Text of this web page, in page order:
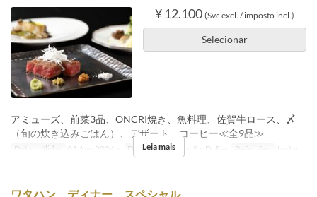
¥ 12.100 (Svc excl. / imposto incl.)
Selecionar
アミューズ、前菜3品、ONCRI焼き、魚料理、佐賀牛ロース、〆
（旬の炊き込みごはん）、デザート、コーヒー≪全9品≫
Datas válidas 01 Ago 2024 ~ Dias Sg, T, Qi, Sx, Sa, D, Fer Refeições Jantar
Leia mais
ワタハン ディナー スペシャル